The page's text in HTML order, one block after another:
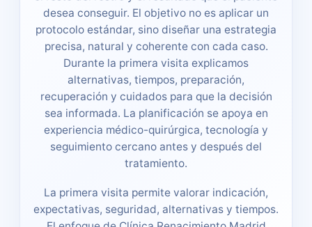
desea conseguir. El objetivo no es aplicar un
protocolo estándar, sino diseñar una estrategia
precisa, natural y coherente con cada caso.
Durante la primera visita explicamos
alternativas, tiempos, preparación,
recuperación y cuidados para que la decisión
sea informada. La planificación se apoya en
experiencia médico-quirúrgica, tecnología y
seguimiento cercano antes y después del
tratamiento.
La primera visita permite valorar indicación,
expectativas, seguridad, alternativas y tiempos.